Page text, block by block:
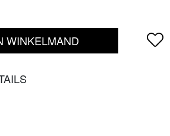
WINKELMAND